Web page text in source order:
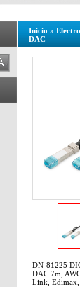
Inicio »
DAC
DN-81225
DAC 7m,
Link, Edimax,